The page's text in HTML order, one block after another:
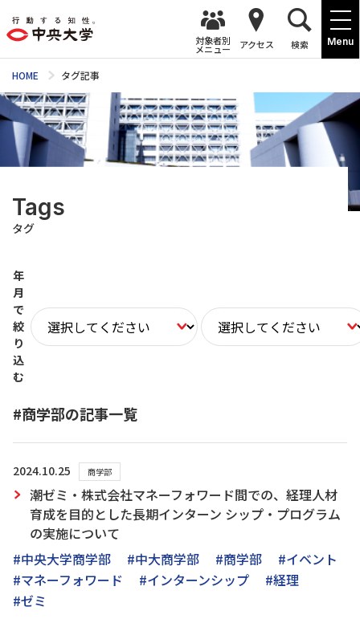
Menu
対象者別
メニュー アクセス 検索
HOME タグ記事
Tags
タグ
年
月
で
絞
り
込
む
#商学部の記事一覧
2024.10.25 商学部
潮ゼミ・株式会社マネーフォワード間での、経理人材
育成を目的とした長期インターン シップ・プログラム
の実施について
#中央大学商学部
#中大商学部 #商学部
#イベント
#マネーフォワード
#インターンシップ
#経理
#ゼミ